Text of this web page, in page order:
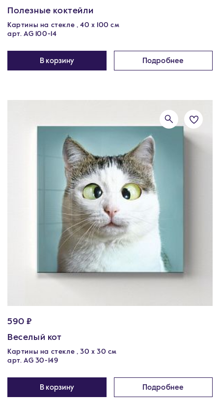
Полезные коктейли
Картины на стекле , 40 x 100 см
арт. AG 100-14
В корзину Подробнее
590 ₽
Веселый кот
Картины на стекле , 30 x 30 см
арт. AG 30-149
В корзину Подробнее